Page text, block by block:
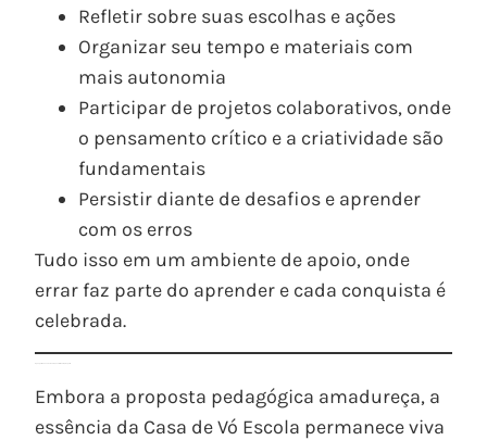
Refletir sobre suas escolhas e ações
Organizar seu tempo e materiais com
mais autonomia
Participar de projetos colaborativos, onde
o pensamento crítico e a criatividade são
fundamentais
Persistir diante de desafios e aprender
com os erros
Tudo isso em um ambiente de apoio, onde
errar faz parte do aprender e cada conquista é
celebrada.
Embora a proposta pedagógica amadureça, a
essência da Casa de Vó Escola permanece viva